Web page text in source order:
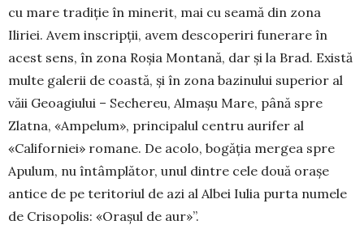
cu mare tradiție în minerit, mai cu seamă din zona
Iliriei. Avem inscripții, avem descoperiri funerare în
acest sens, în zona Roșia Montană, dar și la Brad. Există
multe galerii de coastă, și în zona bazinului superior al
văii Geoagiului – Sechereu, Almașu Mare, până spre
Zlatna, «Ampelum», principalul centru aurifer al
«Californiei» romane. De acolo, bogăția mergea spre
Apulum, nu întâmplător, unul dintre cele două orașe
antice de pe teritoriul de azi al Albei Iulia purta numele
de Crisopolis: «Orașul de aur»”.